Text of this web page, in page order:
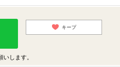
キープ
します。